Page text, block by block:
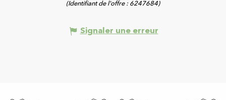
(Identifiant de l'offre : 6247684)
Signaler une erreur